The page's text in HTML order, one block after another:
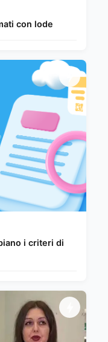
con lode
i criteri di